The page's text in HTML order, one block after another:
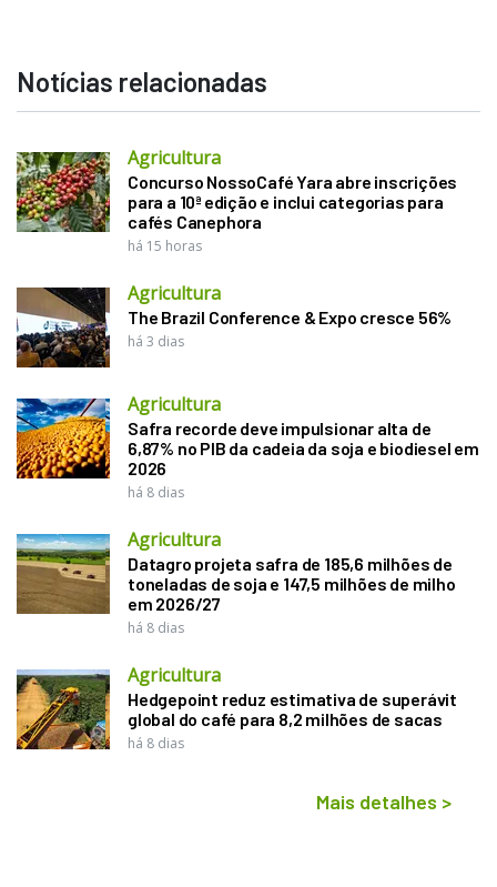
Notícias relacionadas
Agricultura
Concurso NossoCafé Yara abre inscrições
para a 10ª edição e inclui categorias para
cafés Canephora
há 15 horas
Agricultura
The Brazil Conference & Expo cresce 56%
há 3 dias
Agricultura
Safra recorde deve impulsionar alta de
6,87% no PIB da cadeia da soja e biodiesel em
2026
há 8 dias
Agricultura
Datagro projeta safra de 185,6 milhões de
toneladas de soja e 147,5 milhões de milho
em 2026/27
há 8 dias
Agricultura
Hedgepoint reduz estimativa de superávit
global do café para 8,2 milhões de sacas
há 8 dias
Mais detalhes >